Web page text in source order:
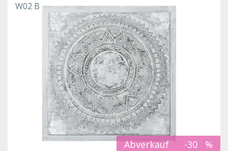
Abverkauf -30
W02 B